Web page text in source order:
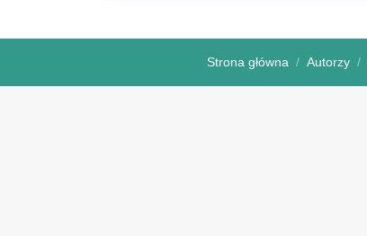
Strona główna Autorzy